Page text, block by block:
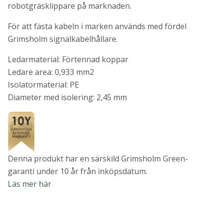
robotgräsklippare på marknaden.
För att fästa kabeln i marken används med fördel
Grimsholm signalkabelhållare.
Ledarmaterial: Förtennad koppar
Ledare area: 0,933 mm2
Isolatormaterial: PE
Diameter med isolering: 2,45 mm
Denna produkt har en särskild Grimsholm Green-
garanti under 10 år från inköpsdatum.
Läs mer här